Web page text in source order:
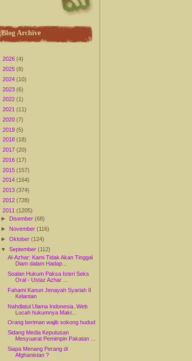
Blog Archive
2026 (4)
2025 (8)
2024 (10)
2023 (6)
2022 (1)
2021 (11)
2020 (7)
2019 (5)
2018 (18)
2017 (20)
2016 (17)
2015 (157)
2014 (164)
2013 (374)
2012 (728)
2011 (1205)
►
Disember(68)
► November(116)
►Oktober(124)
▼
September(112)
Al-Azhar: Kami Tidak Akan Tinggal
Diam dalam Hadap...
Soalan Hukum Paksa Isteri Seks
Oral - Ustaz Azhar ...
Fahami Kanun Jenayah Syariah II
Kelantan
Nahdlatul Ulama Indonesia..Web
Lucah hukumnya Makr...
Orang beriman wajib sokong hudud
Sidang Media Keputusan
Mesyuarat Pemimpin Pakatan ...
Siapa Menang Perang di
Afghanistan ?